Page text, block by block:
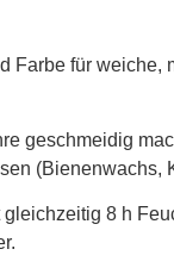
für
geschmeidig
8 h